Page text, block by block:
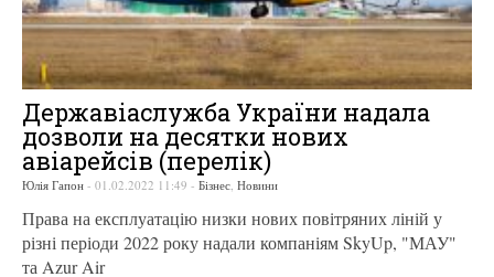
Державіаслужба України надала
дозволи на десятки нових
авіарейсів (перелік)
Юлія Гапон - 01.02.2022 11:49 - Бізнес Новини
Права на експлуатацію низки нових повітряних ліній у
різні періоди 2022 року надали компаніям SkyUp, "МАУ"
та Azur Air